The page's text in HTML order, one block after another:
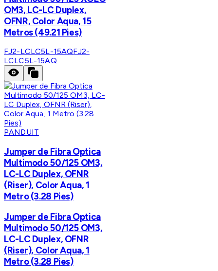
OM3, LC-LC Duplex,
OFNR, Color Aqua, 15
Metros (49.21 Pies)
FJ2-LCLC5L-15AQFJ2-
LCLC5L-15AQ
PANDUIT
Jumper de Fibra Optica
Multimodo 50/125 OM3,
LC-LC Duplex, OFNR
(Riser), Color Aqua, 1
Metro (3.28 Pies)
Jumper de Fibra Optica
Multimodo 50/125 OM3,
LC-LC Duplex, OFNR
(Riser), Color Aqua, 1
Metro (3.28 Pies)